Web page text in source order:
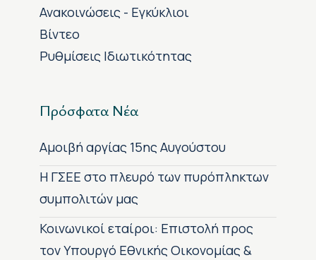
Ανακοινώσεις - Εγκύκλιοι
Βίντεο
Ρυθμίσεις Ιδιωτικότητας
Πρόσφατα Νέα
Αμοιβή αργίας 15ης Αυγούστου
H ΓΣΕΕ στο πλευρό των πυρόπληκτων
συμπολιτών μας
Κοινωνικοί εταίροι: Επιστολή προς
τον Υπουργό Εθνικής Οικονομίας &